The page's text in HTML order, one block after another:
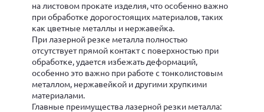
на листовом прокате изделия, что особенно важно
при обработке дорогостоящих материалов, таких
как цветные металлы и нержавейка.
При лазерной резке металла полностью
отсутствует прямой контакт с поверхностью при
обработке, удается избежать деформаций,
особенно это важно при работе с тонколистовым
металлом, нержавейкой и другими хрупкими
материалами.
Главные преимущества лазерной резки металла: